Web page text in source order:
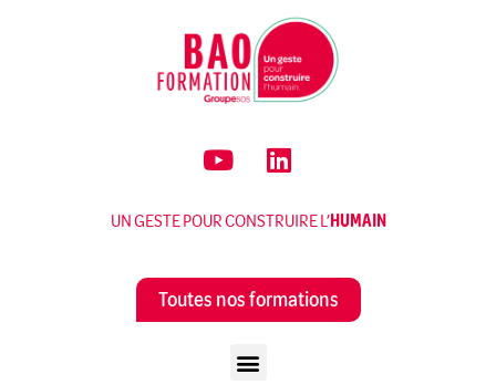
UN GESTE POUR CONSTRUIRE L’HUMAIN
Toutes nos formations